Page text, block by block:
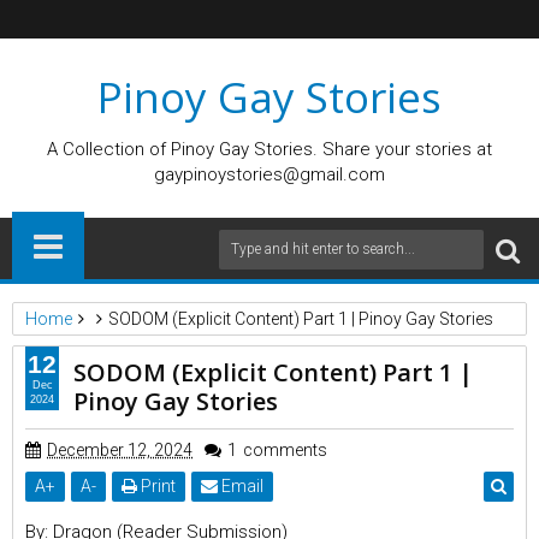
Pinoy Gay Stories
A Collection of Pinoy Gay Stories. Share your stories at
gaypinoystories@gmail.com
Home SODOM (Explicit Content) Part 1 | Pinoy Gay Stories
SODOM (Explicit Content) Part 1 |
Pinoy Gay Stories
December 12, 2024 1
comments
A+ A- Print Email
By: Dragon (Reader Submission)
12
Dec
2024